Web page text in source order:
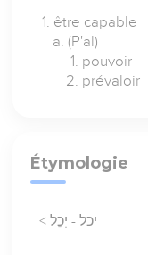
être capable
(P'al)
pouvoir
prévaloir
Étymologie
< יכל - יְכֵל